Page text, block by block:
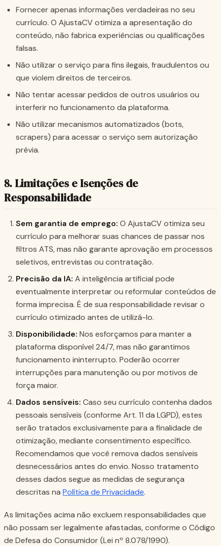
Fornecer apenas informações verdadeiras no seu
currículo. O AjustaCV otimiza a apresentação do
conteúdo, não fabrica experiências ou qualificações
falsas.
Não utilizar o serviço para fins ilegais, fraudulentos ou
que violem direitos de terceiros.
Não tentar acessar pedidos de outros usuários ou
interferir no funcionamento da plataforma.
Não utilizar mecanismos automatizados (bots,
scrapers) para acessar o serviço sem autorização
prévia.
8. Limitações e Isenções de
Responsabilidade
Sem garantia de emprego: O AjustaCV otimiza seu
currículo para melhorar suas chances de passar nos
filtros ATS, mas não garante aprovação em processos
seletivos, entrevistas ou contratação.
Precisão da IA: A inteligência artificial pode
eventualmente interpretar ou reformular conteúdos de
forma imprecisa. É de sua responsabilidade revisar o
currículo otimizado antes de utilizá-lo.
Disponibilidade: Nos esforçamos para manter a
plataforma disponível 24/7, mas não garantimos
funcionamento ininterrupto. Poderão ocorrer
interrupções para manutenção ou por motivos de
força maior.
Dados sensíveis: Caso seu currículo contenha dados
pessoais sensíveis (conforme Art. 11 da LGPD), estes
serão tratados exclusivamente para a finalidade de
otimização, mediante consentimento específico.
Recomendamos que você remova dados sensíveis
desnecessários antes do envio. Nosso tratamento
desses dados segue as medidas de segurança
descritas na Política de Privacidade.
As limitações acima não excluem responsabilidades que
não possam ser legalmente afastadas, conforme o Código
de Defesa do Consumidor (Lei nº 8.078/1990).